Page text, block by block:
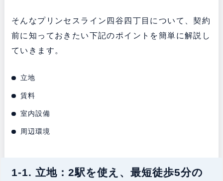
そんなプリンセスライン四谷四丁目について、契約
前に知っておきたい下記のポイントを簡単に解説し
ていきます。
立地
賃料
室内設備
周辺環境
1-1. 立地：2駅を使え、最短徒歩5分の